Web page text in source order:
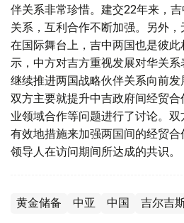
伴关系非常珍惜。建交22年来，
关系，互利合作不断加强。另外
在国际舞台上，吉中两国也是彼
示，中方对吉方重视发展对华关
继续推进两国战略伙伴关系向前发
双方主要就提升中吉政府间经贸
业领域合作等问题进行了讨论。
有效地措施来加强两国间的经贸
领导人在访问期间所达成的共识。
黄金储备 中亚 中国 吉尔吉